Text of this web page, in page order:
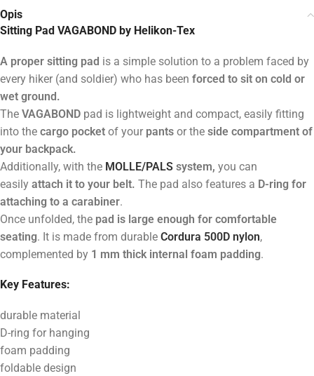
Opis
Sitting Pad VAGABOND by Helikon-Tex
A proper sitting pad is a simple solution to a problem faced by
every hiker (and soldier) who has been forced to sit on cold or
wet ground.
The VAGABOND pad is lightweight and compact, easily fitting
into the cargo pocket of your pants or the side compartment of
your backpack.
Additionally, with the MOLLE/PALS system, you can
easily attach it to your belt. The pad also features a D-ring for
attaching to a carabiner.
Once unfolded, the pad is large enough for comfortable
seating. It is made from durable Cordura 500D nylon,
complemented by 1 mm thick internal foam padding.
Key Features:
durable material
D-ring for hanging
foam padding
foldable design